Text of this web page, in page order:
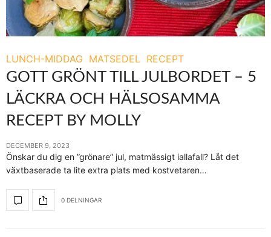
LUNCH-MIDDAG MATSEDEL RECEPT
GOTT GRÖNT TILL JULBORDET – 5
LÄCKRA OCH HÄLSOSAMMA
RECEPT BY MOLLY
DECEMBER 9, 2023
Önskar du dig en ”grönare” jul, matmässigt iallafall? Låt det
växtbaserade ta lite extra plats med kostvetaren…
0 DELNINGAR